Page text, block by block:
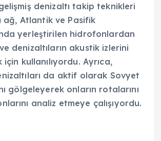
denizaltı takip teknikleri
ağ, Atlantik ve Pasifik
yerleştirilen hidrofonlardan
denizaltıların akustik izlerini
kullanılıyordu. Ayrıca,
da aktif olarak Sovyet
gölgeleyerek onların rotalarını
analiz etmeye çalışıyordu.